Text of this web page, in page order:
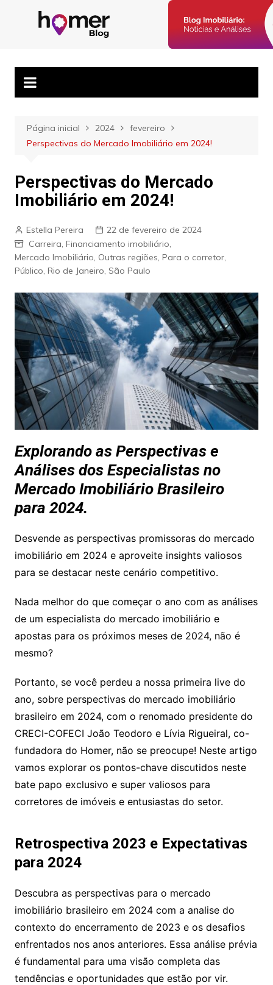
Blog Homer:
Mercado
Imobiliário,
Posts semanais sobre o mercado imobiliário e dicas para
corretores imobiliários encontrarem parceiros e venderem mais.
Página inicial 2024
fevereiro
Perspectivas do Mercado Imobiliário em 2024!
Perspectivas do Mercado
Imobiliário em 2024!
Estella Pereira
22 de fevereiro de 2024
Carreira, Financiamento imobiliário,
Mercado Imobiliário, Outras regiões, Para o corretor,
Público, Rio de Janeiro, São Paulo
Explorando as Perspectivas e
Análises dos Especialistas no
Mercado Imobiliário Brasileiro
para 2024.
Desvende as perspectivas promissoras do mercado
imobiliário em 2024 e aproveite insights valiosos
para se destacar neste cenário competitivo.
Nada melhor do que começar o ano com as análises
de um especialista do mercado imobiliário e
apostas para os próximos meses de 2024, não é
mesmo?
Portanto, se você perdeu a nossa primeira live do
ano, sobre perspectivas do mercado imobiliário
brasileiro em 2024, com o renomado presidente do
CRECI-COFECI João Teodoro e Lívia Rigueiral, co-
fundadora do Homer, não se preocupe! Neste artigo
vamos explorar os pontos-chave discutidos neste
bate papo exclusivo e super valiosos para
corretores de imóveis e entusiastas do setor.
Retrospectiva 2023 e Expectativas
para 2024
Descubra as perspectivas para o mercado
imobiliário brasileiro em 2024 com a analise do
contexto do encerramento de 2023 e os desafios
enfrentados nos anos anteriores. Essa análise prévia
é fundamental para uma visão completa das
tendências e oportunidades que estão por vir.